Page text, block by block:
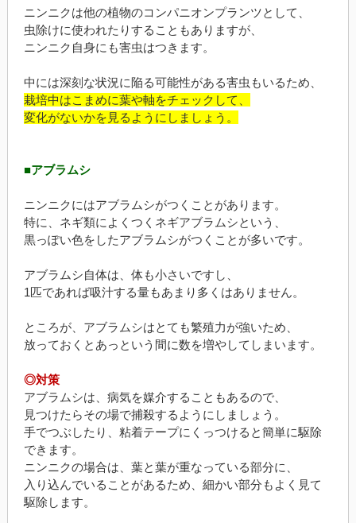
ニンニクは他の植物のコンパニオンプランツとして、
虫除けに使われたりすることもありますが、
ニンニク自身にも害虫はつきます。
中には深刻な状況に陥る可能性がある害虫もいるため、
栽培中はこまめに葉や軸をチェックして、
変化がないかを見るようにしましょう。
■アブラムシ
ニンニクにはアブラムシがつくことがあります。
特に、ネギ類によくつくネギアブラムシという、
黒っぽい色をしたアブラムシがつくことが多いです。
アブラムシ自体は、体も小さいですし、
1匹であれば吸汁する量もあまり多くはありません。
ところが、アブラムシはとても繁殖力が強いため、
放っておくとあっという間に数を増やしてしまいます。
◎対策
アブラムシは、病気を媒介することもあるので、
見つけたらその場で捕殺するようにしましょう。
手でつぶしたり、粘着テープにくっつけると簡単に駆除
できます。
ニンニクの場合は、葉と葉が重なっている部分に、
入り込んでいることがあるため、細かい部分もよく見て
駆除します。